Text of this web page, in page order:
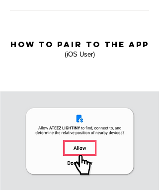
HOW TO PAIR TO THE APP
(iOS User)